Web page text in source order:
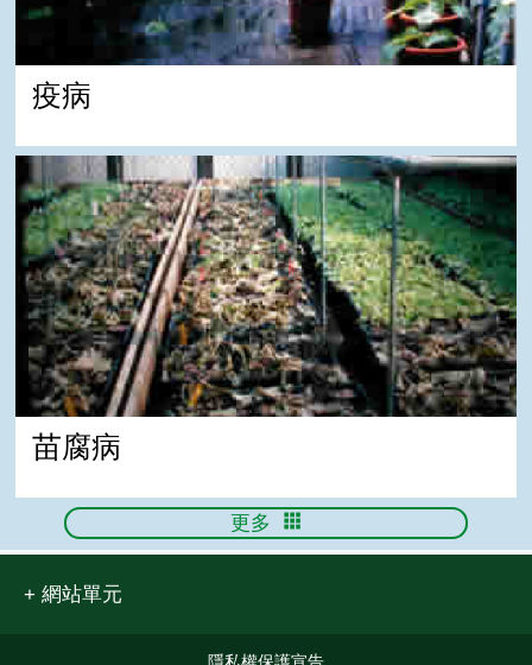
疫病
苗腐病
苗腐病
更多
網站單元